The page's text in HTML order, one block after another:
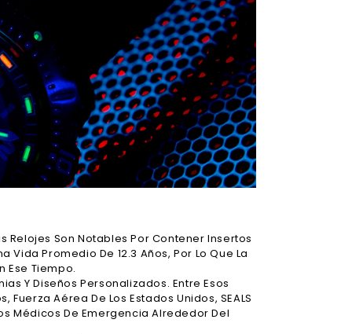
Relojes Son Notables Por Contener Insertos
Vida Promedio De 12.3 Años, Por Lo Que La
Ese Tiempo.
Y Diseños Personalizados. Entre Esos
Aérea De Los Estados Unidos, SEALS
Médicos De Emergencia Alrededor Del